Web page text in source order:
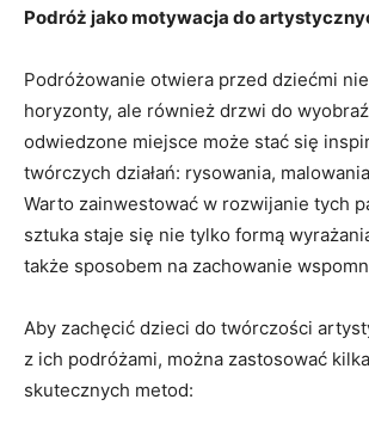
Podróż jako motywacja do
Podróżowanie otwiera przed dziećmi
horyzonty, ale również drzwi do
odwiedzone miejsce może ‌stać się
twórczych działań: rysowania,⁣
⁣Warto⁢ zainwestować w rozwijanie tych
sztuka staje się nie tylko formą
także ⁣sposobem na zachowanie
Aby zachęcić dzieci do twórczości⁤
⁣z ich podróżami, ⁣można zastosować
skutecznych metod: